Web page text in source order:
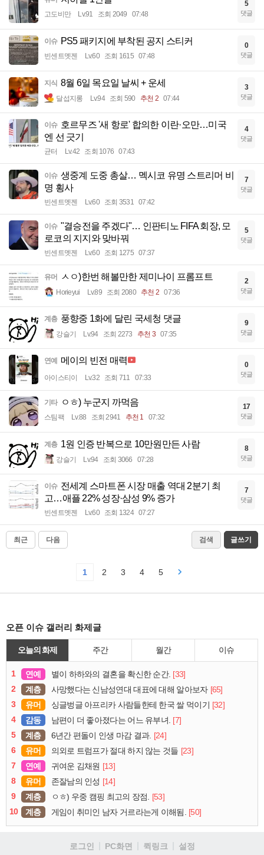
고도비만 Lv.91 조회 2049 07:48
5
댓글
이슈 PS5 패키지에 부착된 공지 스티커
빈센트멧젠 Lv.60 조회 1615 07:48
0
댓글
지식 8월 6일 목요일 날씨 + 운세
달섭지롱 Lv.94 조회 590 추천 2 07:44
3
댓글
이슈 호르무즈 '새 항로' 합의한 이란·오만…미국
엔 선 긋기
균터 Lv.42 조회 1076 07:43
4
댓글
이슈 생중계 도중 총살… 멕시코 유명 스트리머 비
명 횡사
빈센트멧젠 Lv.60 조회 3531 07:42
7
댓글
이슈 "결승전을 주겠다"… 인판티노 FIFA 회장, 모
로코의 지지와 맞바꿔
빈센트멧젠 Lv.60 조회 1275 07:37
5
댓글
유머 ㅅㅇ)한번 해볼만한 제미나이 프롬프트
Horieyui Lv.89 조회 2080 추천 2 07:36
2
댓글
계층 풍향중 1화에 달린 국세청 댓글
강슬기 Lv.94 조회 2273 추천 3 07:35
9
댓글
연예 메이의 빈전 매력
아이스티이 Lv.32 조회 711 07:33
0
댓글
기타 ㅇㅎ) 누군지 까먹음
스팀팩 Lv.88 조회 2941 추천 1 07:32
17
댓글
계층 1원 인증 반복으로 10만원만든 사람
강슬기 Lv.94 조회 3066 07:28
8
댓글
이슈 전세계 스마트폰 시장 매출 역대 2분기 최
고…애플 22% 성장·삼성 9% 증가
빈센트멧젠 Lv.60 조회 1324 07:27
7
댓글
최근 다음 검색 글쓰기
1 2 3 4 5
오픈 이슈 갤러리 화제글
오늘의 화제 주간 월간 이슈
1 연예 별이 하하와의 결혼을 확신한 순간. [33]
2
계층 사망했다는 신남성연대 대표에 대해 알아보자 [65]
3
유머 싱글벙글 아프리카 사람들한테 한국 쌀 먹이기 [32]
4
감동 남편이 더 좋아졌다는 어느 유부녀. [7]
5
계층 6년간 편돌이 인생 마감 결과. [24]
6
유머 의외로 트럼프가 절대 하지 않는 것들 [23]
7
연예 귀여운 김채원 [13]
8
유머 존잘남의 인성 [14]
9
계층 ㅇㅎ) 우중 캠핑 최고의 장점. [53]
10
계층 게임이 취미인 남자 거르라는게 이해됨. [50]
로그인 PC화면 퀵링크 설정